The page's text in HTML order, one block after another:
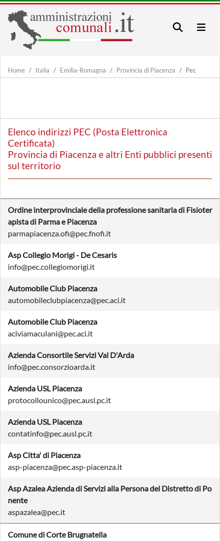
Home Italia Emilia-Romagna Provincia di Piacenza Pec
Elenco indirizzi PEC (Posta Elettronica
Certificata)
Provincia di Piacenza e altri Enti pubblici presenti
sul territorio
Ordine interprovinciale della professione sanitaria di Fisioter
apista di Parma e Piacenza
parmapiacenza.ofi@pec.fnofi.it
Asp Collegio Morigi - De Cesaris
info@pec.collegiomorigi.it
Automobile Club Piacenza
automobileclubpiacenza@pec.aci.it
Automobile Club Piacenza
aciviamaculani@pec.aci.it
Azienda Consortile Servizi Val D'Arda
info@pec.consorzioarda.it
Azienda USL Piacenza
protocollounico@pec.ausl.pc.it
Azienda USL Piacenza
contatinfo@pec.ausl.pc.it
Asp Citta' di Piacenza
asp-piacenza@pec.asp-piacenza.it
Asp Azalea Azienda di Servizi alla Persona del Distretto di Po
nente
aspazalea@pec.it
Comune di Corte Brugnatella